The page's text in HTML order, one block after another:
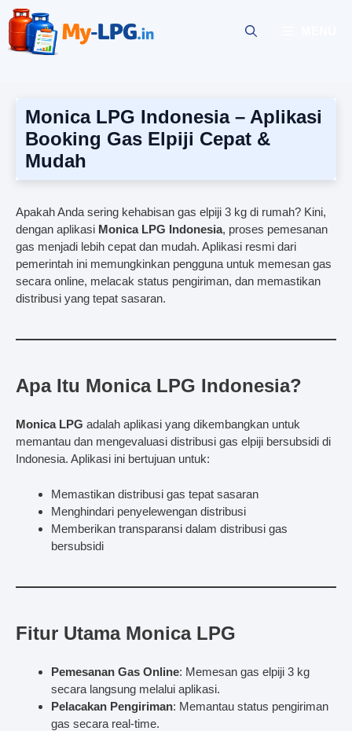
Skip
content
Monica LPG Indonesia – Aplikasi
Booking Gas Elpiji Cepat &
Mudah
Apakah Anda sering kehabisan gas elpiji 3 kg di rumah? Kini,
dengan aplikasi Monica LPG Indonesia, proses pemesanan
gas menjadi lebih cepat dan mudah. Aplikasi resmi dari
pemerintah ini memungkinkan pengguna untuk memesan gas
secara online, melacak status pengiriman, dan memastikan
distribusi yang tepat sasaran.
Apa Itu Monica LPG Indonesia?
Monica LPG adalah aplikasi yang dikembangkan untuk
memantau dan mengevaluasi distribusi gas elpiji bersubsidi di
Indonesia. Aplikasi ini bertujuan untuk:
Memastikan distribusi gas tepat sasaran
Menghindari penyelewengan distribusi
Memberikan transparansi dalam distribusi gas
bersubsidi
Fitur Utama Monica LPG
Pemesanan Gas Online: Memesan gas elpiji 3 kg
secara langsung melalui aplikasi.
Pelacakan Pengiriman: Memantau status pengiriman
gas secara real-time.